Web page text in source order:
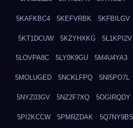
5KAFKBC4 5KEFVRBK 5KFBILGV
5KT1DCUW 5KZYHXKG 5L1KPI2V
5LOVPA8C 5LY0K9GU 5M4U4YA3
5MOLUGED 5NCKLFPQ 5NI5PO7L
5NYZ03GV 5NZ2F7XQ 5OGIRQDY
5PI2KCCW 5PMRZDAK 5Q7NY9BS